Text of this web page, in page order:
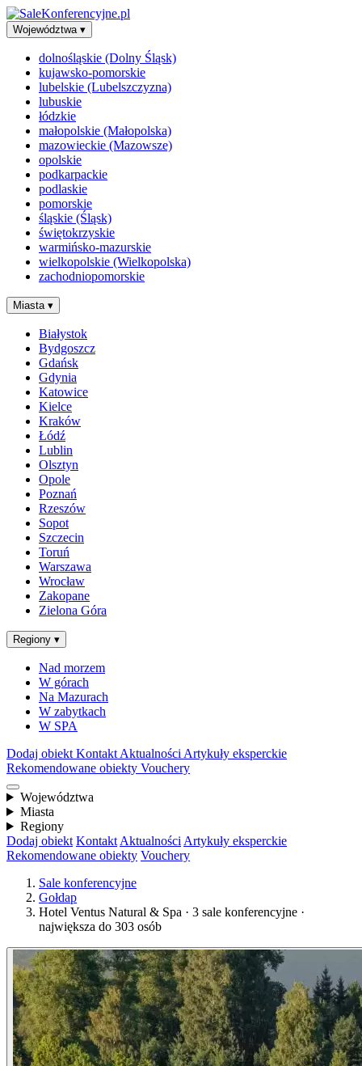
Województwa ▾
dolnośląskie (Dolny Śląsk)
kujawsko-pomorskie
lubelskie (Lubelszczyzna)
lubuskie
łódzkie
małopolskie (Małopolska)
mazowieckie (Mazowsze)
opolskie
podkarpackie
podlaskie
pomorskie
śląskie (Śląsk)
świętokrzyskie
warmińsko-mazurskie
wielkopolskie (Wielkopolska)
zachodniopomorskie
Miasta ▾
Białystok
Bydgoszcz
Gdańsk
Gdynia
Katowice
Kielce
Kraków
Łódź
Lublin
Olsztyn
Opole
Poznań
Rzeszów
Sopot
Szczecin
Toruń
Warszawa
Wrocław
Zakopane
Zielona Góra
Regiony ▾
Nad morzem
W górach
Na Mazurach
W zabytkach
W SPA
Dodaj obiekt Kontakt Aktualności Artykuły eksperckie
Rekomendowane obiekty Vouchery
Województwa
Miasta
Regiony
Dodaj obiekt Kontakt Aktualności Artykuły eksperckie
Rekomendowane obiekty Vouchery
Sale konferencyjne
Gołdap
Hotel Ventus Natural & Spa · 3 sale konferencyjne ·
największa do 303 osób